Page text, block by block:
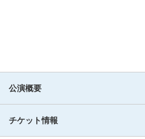
公演概要
チケット情報